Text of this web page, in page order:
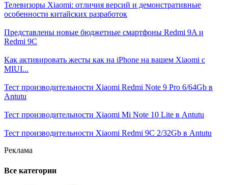
Телевизоры Xiaomi: отличия версий и демонстративные
особенности китайских разработок
Представлены новые бюджетные смартфоны Redmi 9A и
Redmi 9C
Как активировать жесты как на iPhone на вашем Xiaomi с
MIUI...
Тест производительности Xiaomi Redmi Note 9 Pro 6/64Gb в
Antutu
Тест производительности Xiaomi Mi Note 10 Lite в Antutu
Тест производительности Xiaomi Redmi 9C 2/32Gb в Antutu
Реклама
Все категории